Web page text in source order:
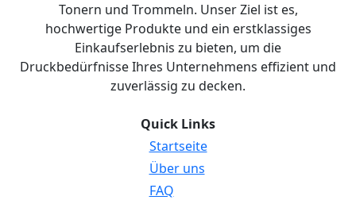
Tonern und Trommeln. Unser Ziel ist es,
hochwertige Produkte und ein erstklassiges
Einkaufserlebnis zu bieten, um die
Druckbedürfnisse Ihres Unternehmens effizient und
zuverlässig zu decken.
Quick Links
Startseite
Über uns
FAQ